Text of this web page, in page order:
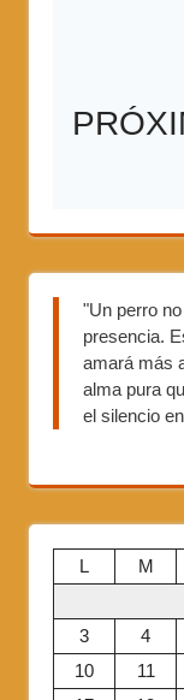
"Un perro
presencia.
amará más
alma pura
el silencio
L M
3
4
10
11